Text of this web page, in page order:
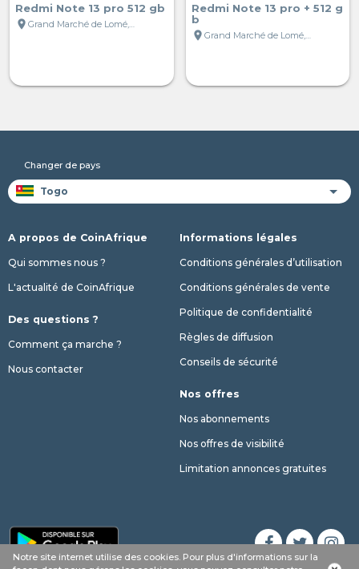
Redmi Note 13 pro 512 gb
location_on
Redmi Note 13 pro + 512 g
b
location_on
Notre site internet utilise des cookies. Pour plus d'informations sur la
Changer de pays
A propos de CoinAfrique
Qui sommes nous ?
L'actualité de CoinAfrique
Des questions ?
Comment ça marche ?
Nous contacter
Informations légales
Conditions générales d’utilisation
Conditions générales de vente
Politique de confidentialité
Règles de diffusion
Conseils de sécurité
Nos offres
Nos abonnements
Nos offres de visibilité
Limitation annonces gratuites